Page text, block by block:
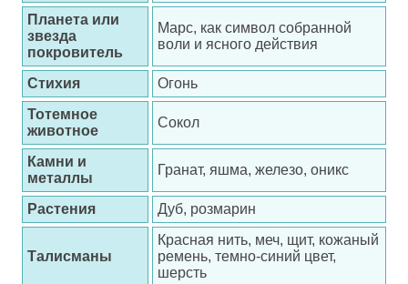
Планета или
звезда
покровитель
Марс, как символ собранной
воли и ясного действия
Стихия
Огонь
Тотемное
животное
Сокол
Камни и
металлы
Гранат, яшма, железо, оникс
Растения Дуб, розмарин
Талисманы
Красная нить, меч, щит, кожаный
ремень, темно-синий цвет,
шерсть